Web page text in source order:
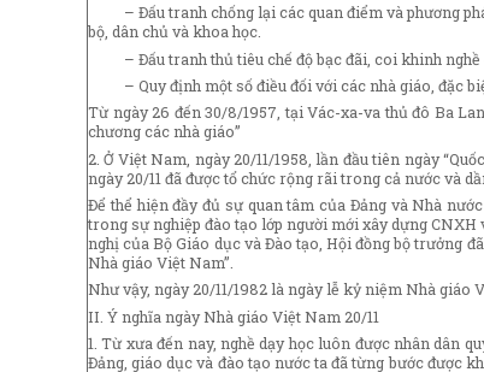
– Đấu tranh chống lại các quan điểm và phương
bộ, dân chủ và khoa học.
– Đấu tranh thủ tiêu chế độ bạc đãi, coi khinh nghề
– Quy định một số điều đối với các nhà giáo, đặc
Từ ngày 26 đến 30/8/1957, tại Vác-xa-va thủ đô Ba
chương các nhà giáo”
2. Ở Việt Nam, ngày 20/11/1958, lần đầu tiên ngày
ngày 20/11 đã được tổ chức rộng rãi trong cả nước và
Để thể hiện đầy đủ sự quan tâm của Đảng và Nhà
trong sự nghiệp đào tạo lớp người mới xây dựng
nghị của Bộ Giáo dục và Đào tạo, Hội đồng bộ trưởng
Nhà giáo Việt Nam”.
Như vậy, ngày 20/11/1982 là ngày lễ kỷ niệm Nhà giáo
II. Ý nghĩa ngày Nhà giáo Việt Nam 20/11
1. Từ xưa đến nay, nghề dạy học luôn được nhân dân
Đảng, giáo dục và đào tạo nước ta đã từng bước được